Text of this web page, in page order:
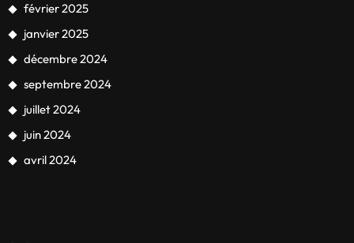
février 2025
janvier 2025
décembre 2024
septembre 2024
juillet 2024
juin 2024
avril 2024